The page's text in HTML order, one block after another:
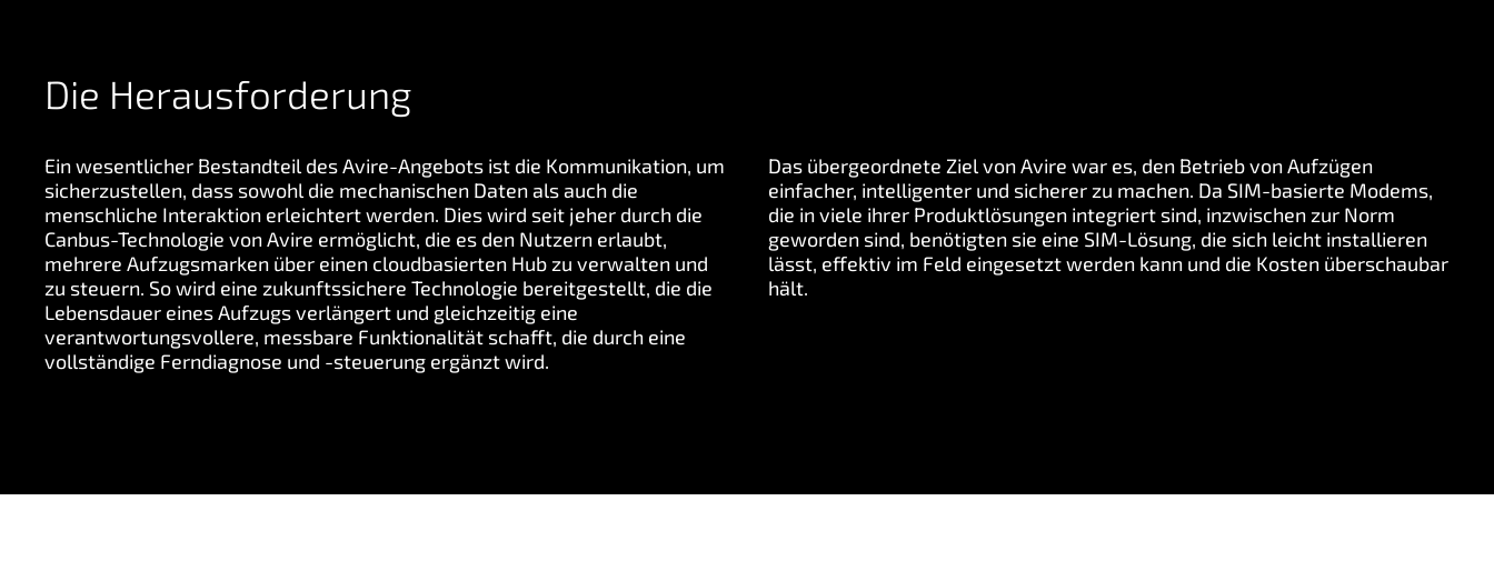
Die Herausforderung
Ein wesentlicher Bestandteil des Avire-Angebots ist die Kommunikation, um
sicherzustellen, dass sowohl die mechanischen Daten als auch die
menschliche Interaktion erleichtert werden. Dies wird seit jeher durch die
Canbus-Technologie von Avire ermöglicht, die es den Nutzern erlaubt,
mehrere Aufzugsmarken über einen cloudbasierten Hub zu verwalten und
zu steuern. So wird eine zukunftssichere Technologie bereitgestellt, die die
Lebensdauer eines Aufzugs verlängert und gleichzeitig eine
verantwortungsvollere, messbare Funktionalität schafft, die durch eine
vollständige Ferndiagnose und -steuerung ergänzt wird.
Das übergeordnete Ziel von Avire war es, den Betrieb von Aufzügen
einfacher, intelligenter und sicherer zu machen. Da SIM-basierte Modems,
die in viele ihrer Produktlösungen integriert sind, inzwischen zur Norm
geworden sind, benötigten sie eine SIM-Lösung, die sich leicht installieren
lässt, effektiv im Feld eingesetzt werden kann und die Kosten überschaubar
hält.